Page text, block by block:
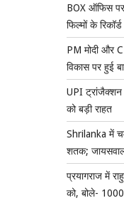
BOX ऑफिस पर
फिल्मों के
PM मोदी और
विकास पर हुई
UPI ट्रांजैक्शन
को बड़ी राहत
Shrilanka में
शतक;
प्रयागराज में
को, बोले-